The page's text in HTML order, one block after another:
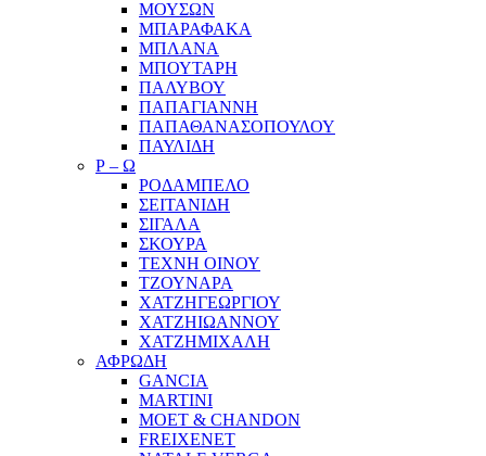
ΜΟΥΣΩΝ
ΜΠΑΡΑΦΑΚΑ
ΜΠΛΑΝΑ
ΜΠΟΥΤΑΡΗ
ΠΑΛΥΒΟΥ
ΠΑΠΑΓΙΑΝΝΗ
ΠΑΠΑΘΑΝΑΣΟΠΟΥΛΟΥ
ΠΑΥΛΙΔΗ
Ρ – Ω
ΡΟΔΑΜΠΕΛΟ
ΣΕΙΤΑΝΙΔΗ
ΣΙΓΑΛΑ
ΣΚΟΥΡΑ
ΤΕΧΝΗ ΟΙΝΟΥ
ΤΖΟΥΝΑΡΑ
ΧΑΤΖΗΓΕΩΡΓΙΟΥ
ΧΑΤΖΗΙΩΑΝΝΟΥ
ΧΑΤΖΗΜΙΧΑΛΗ
ΑΦΡΩΔΗ
GANCIA
MARTINI
MOET & CHANDON
FREIXENET